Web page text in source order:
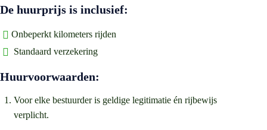
De huurprijs is inclusief:
Onbeperkt kilometers rijden
Standaard verzekering
Huurvoorwaarden:
Voor elke bestuurder is geldige legitimatie én rijbewijs
verplicht.